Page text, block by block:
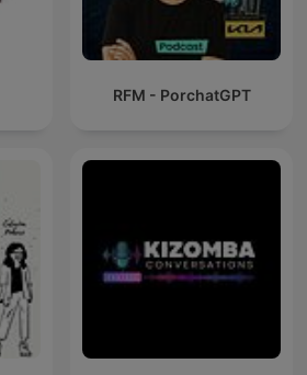
RFM - PorchatGPT